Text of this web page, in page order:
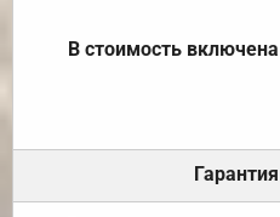
В стоимость включена
Гарантия